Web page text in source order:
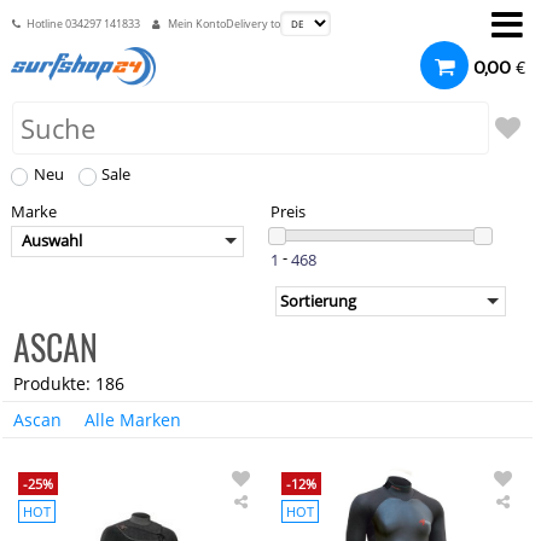
Hotline034297 141833 Mein KontoDelivery to
0,00 €
Neu
Sale
Marke
Auswahl
Preis
-
ASCAN
Produkte: 186
Ascan
Alle Marken
-25%
HOT
Ascan
-12%
HOT